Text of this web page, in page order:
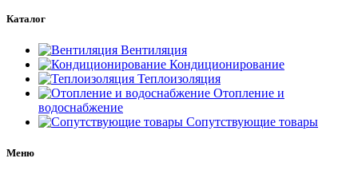
Каталог
Вентиляция
Кондиционирование
Теплоизоляция
Отопление и
водоснабжение
Сопутствующие товары
Меню